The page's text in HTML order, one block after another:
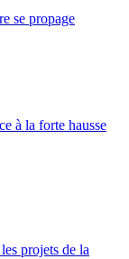
se propage
à la forte hausse
projets de la